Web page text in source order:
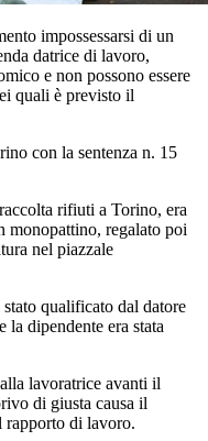
impossessarsi di un
datrice di lavoro,
e non possono essere
quali è previsto il
con la sentenza n. 15
rifiuti a Torino, era
monopattino, regalato poi
nel piazzale
qualificato dal datore
la dipendente era stata
lavoratrice avanti il
di giusta causa il
rapporto di lavoro.